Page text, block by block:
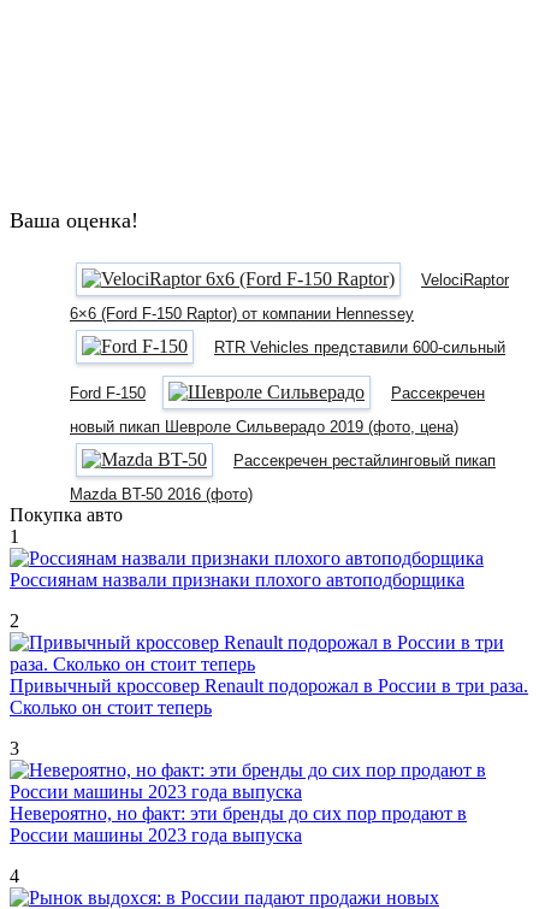
Ваша оценка!
VelociRaptor
6×6 (Ford F-150 Raptor) от компании Hennessey
RTR Vehicles представили 600-сильный
Ford F-150
Рассекречен
новый пикап Шевроле Сильверадо 2019 (фото, цена)
Рассекречен рестайлинговый пикап
Mazda BT-50 2016 (фото)
Покупка авто
1
Россиянам назвали признаки плохого автоподборщика
2
Привычный кроссовер Renault подорожал в России в три раза.
Сколько он стоит теперь
3
Невероятно, но факт: эти бренды до сих пор продают в
России машины 2023 года выпуска
4